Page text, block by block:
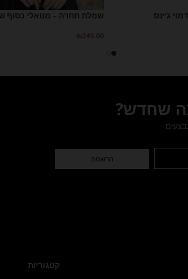
ג’ינס שמלת תחרה – מטאלי כסוף
₪249.00
שחדש?
הרשמה
קטגוריות